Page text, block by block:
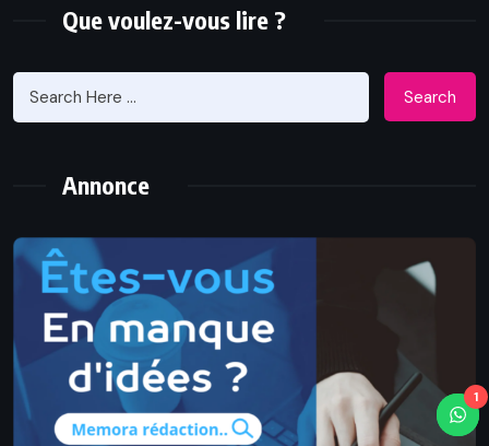
Que voulez-vous lire ?
Search
Annonce
1